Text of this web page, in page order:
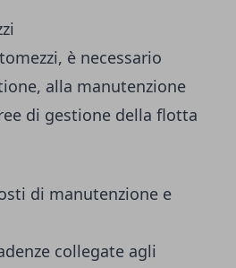
è necessario
alla manutenzione
di gestione della flotta
di manutenzione e
collegate agli